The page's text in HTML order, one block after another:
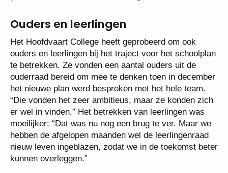
Ouders en leerlingen
Het Hoofdvaart College heeft geprobeerd om ook
ouders en leerlingen bij het traject voor het schoolplan
te betrekken. Ze vonden een aantal ouders uit de
ouderraad bereid om mee te denken toen in december
het nieuwe plan werd besproken met het hele team.
“Die vonden het zeer ambitieus, maar ze konden zich
er wel in vinden.” Het betrekken van leerlingen was
moeilijker: “Dat was nu nog een brug te ver. Maar we
hebben de afgelopen maanden wel de leerlingenraad
nieuw leven ingeblazen, zodat we in de toekomst beter
kunnen overleggen.”